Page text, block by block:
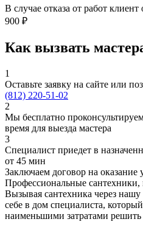
В случае отказа от работ
900 ₽
Как вызвать
1
Оставьте заявку на сайте или
(812) 220-51-02
2
Мы бесплатно
время для выезда мастера
3
Специалист приедет в
от 45 мин
Заключаем договор на оказание
Профессиональные
Вызывая сантехника через
себе в дом специалиста,
наименьшими затратами